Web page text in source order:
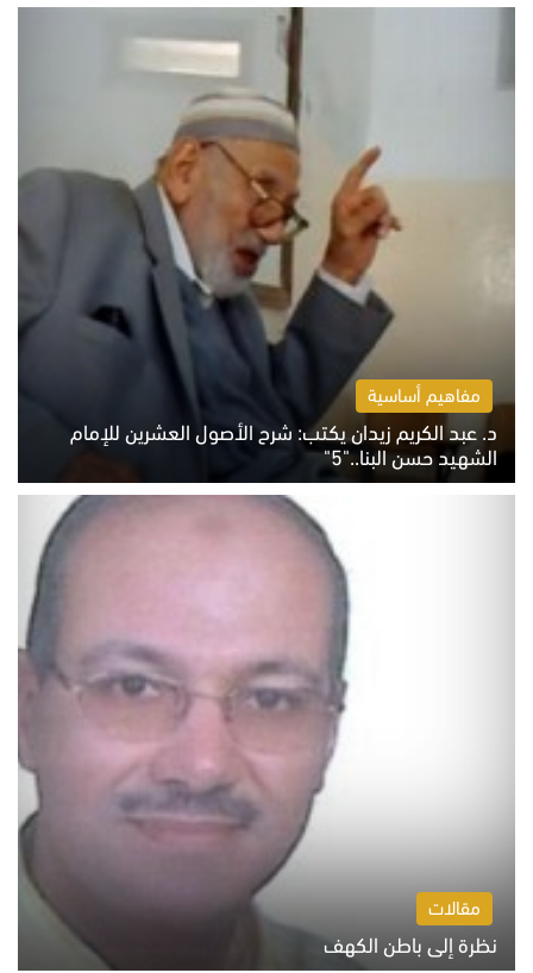
مفاهيم أساسية
د. عبد الكريم زيدان يكتب: شرح الأصول العشرين للإمام
الشهيد حسن البنا.."5"
السبت 8 أغسطس 2026 10:46 ص
مقالات
نظرة إلى باطن الكهف